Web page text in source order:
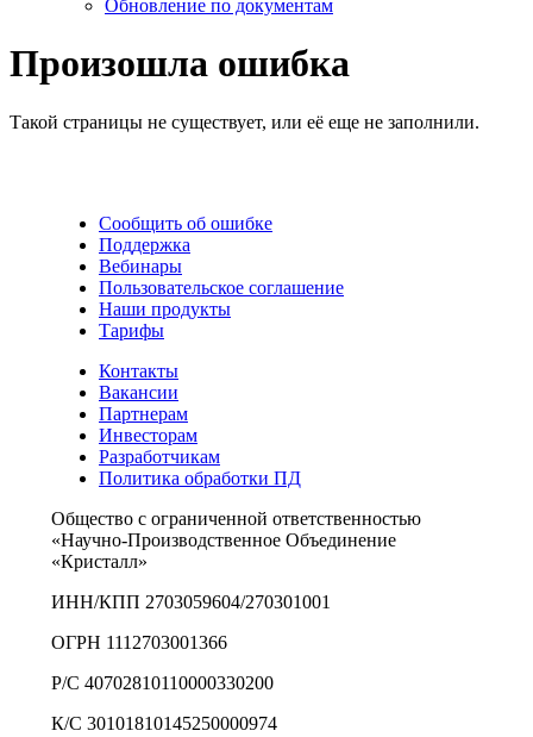
Обновление по документам
Произошла ошибка
Такой страницы не существует, или её еще не заполнили.
Сообщить об ошибке
Поддержка
Вебинары
Пользовательское соглашение
Наши продукты
Тарифы
Контакты
Вакансии
Партнерам
Инвесторам
Разработчикам
Политика обработки ПД
Общество с ограниченной ответственностью
«Научно-Производственное Объединение
«Кристалл»
ИНН/КПП 2703059604/270301001
ОГРН 1112703001366
Р/С 40702810110000330200
К/С 30101810145250000974